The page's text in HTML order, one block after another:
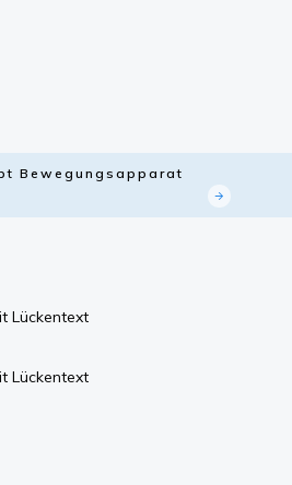
Bewegungsapparat
Lückentext
Lückentext